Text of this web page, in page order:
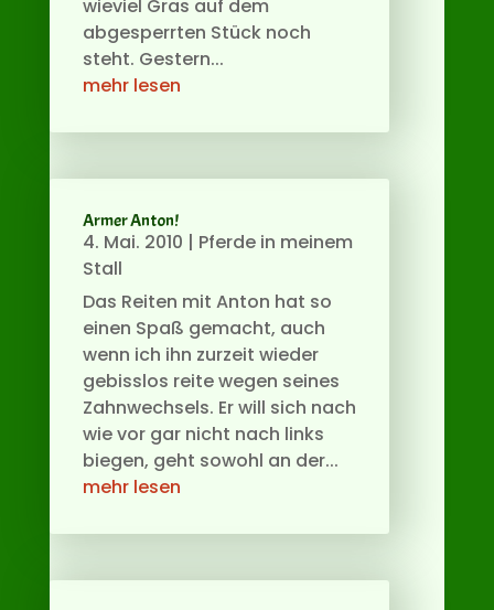
wieviel Gras auf dem
abgesperrten Stück noch
steht. Gestern...
mehr lesen
Armer Anton!
4. Mai. 2010 | Pferde in meinem
Stall
Das Reiten mit Anton hat so
einen Spaß gemacht, auch
wenn ich ihn zurzeit wieder
gebisslos reite wegen seines
Zahnwechsels. Er will sich nach
wie vor gar nicht nach links
biegen, geht sowohl an der...
mehr lesen